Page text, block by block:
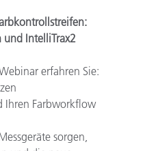
und IntelliTrax2
erfahren Sie:
Ihren Farbworkflow
sorgen,